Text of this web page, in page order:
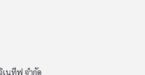
เนทีฟ จำกัด